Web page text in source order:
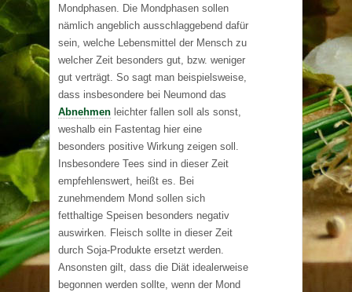
Mondphasen. Die Mondphasen sollen
nämlich angeblich ausschlaggebend dafür
sein, welche Lebensmittel der Mensch zu
welcher Zeit besonders gut, bzw. weniger
gut verträgt. So sagt man beispielsweise,
dass insbesondere bei Neumond das
Abnehmen leichter fallen soll als sonst,
weshalb ein Fastentag hier eine
besonders positive Wirkung zeigen soll.
Insbesondere Tees sind in dieser Zeit
empfehlenswert, heißt es. Bei
zunehmendem Mond sollen sich
fetthaltige Speisen besonders negativ
auswirken. Fleisch sollte in dieser Zeit
durch Soja-Produkte ersetzt werden.
Ansonsten gilt, dass die Diät idealerweise
begonnen werden sollte, wenn der Mond